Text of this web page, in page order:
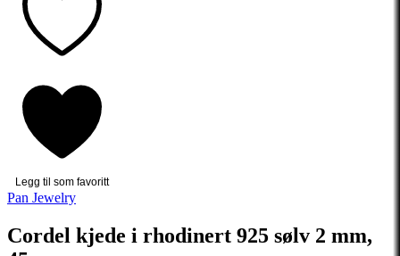
Legg til som favoritt
Pan Jewelry
Cordel kjede i rhodinert 925 sølv 2 mm,